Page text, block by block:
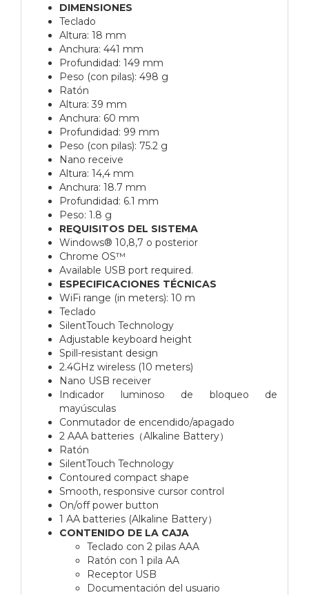
DIMENSIONES
Teclado
Altura: 18 mm
Anchura: 441 mm
Profundidad: 149 mm
Peso (con pilas): 498 g
Ratón
Altura: 39 mm
Anchura: 60 mm
Profundidad: 99 mm
Peso (con pilas): 75.2 g
Nano receive
Altura: 14,4 mm
Anchura: 18.7 mm
Profundidad: 6.1 mm
Peso: 1.8 g
REQUISITOS DEL SISTEMA
Windows® 10,8,7 o posterior
Chrome OS™
Available USB port required.
ESPECIFICACIONES TÉCNICAS
WiFi range (in meters): 10 m
Teclado
SilentTouch Technology
Adjustable keyboard height
Spill-resistant design
2.4GHz wireless (10 meters)
Nano USB receiver
Indicador luminoso de bloqueo de
mayúsculas
Conmutador de encendido/apagado
2 AAA batteries（Alkaline Battery）
Ratón
SilentTouch Technology
Contoured compact shape
Smooth, responsive cursor control
On/off power button
1 AA batteries (Alkaline Battery）
CONTENIDO DE LA CAJA
Teclado con 2 pilas AAA
Ratón con 1 pila AA
Receptor USB
Documentación del usuario